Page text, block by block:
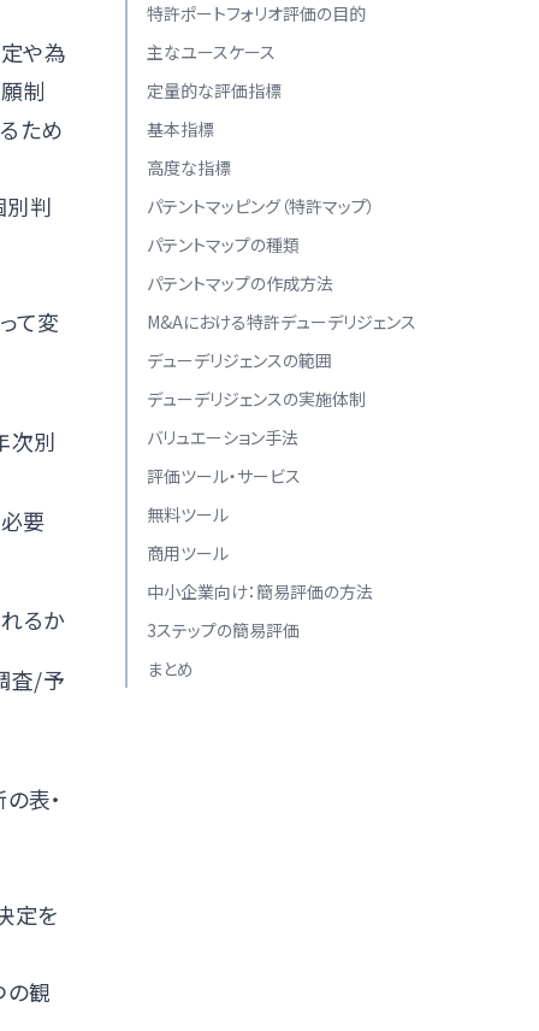
や為
制
ため
別判
て変
次別
要
るか
査/予
表・
定を
の観
特許ポートフォリオ評価の目的
主なユースケース
定量的な評価指標
基本指標
高度な指標
パテントマッピング（特許マップ）
パテントマップの種類
パテントマップの作成方法
M&Aにおける特許デューデリジェンス
デューデリジェンスの範囲
デューデリジェンスの実施体制
バリュエーション手法
評価ツール・サービス
無料ツール
商用ツール
中小企業向け：簡易評価の方法
3ステップの簡易評価
まとめ